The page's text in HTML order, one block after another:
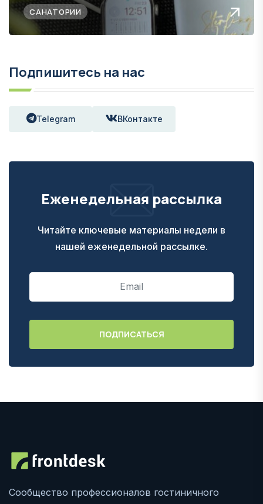
САНАТОРИИ
Подпишитесь на нас
Telegram ВКонтакте
Еженедельная рассылка
Читайте ключевые материалы недели в
нашей еженедельной рассылке.
Сообщество профессионалов гостиничного